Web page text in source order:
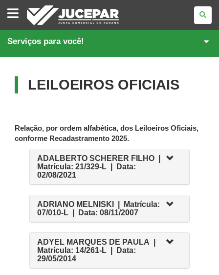
JUNTA
COMERCIAL
DO
PARANÁ
Serviços para você!
LEILOEIROS OFICIAIS
Relação, por ordem alfabética, dos Leiloeiros Oficiais,
conforme Recadastramento 2025.
ADALBERTO SCHERER FILHO |
Matrícula: 21/329-L | Data:
02/08/2021
ADRIANO MELNISKI | Matrícula:
07/010-L | Data: 08/11/2007
ADYEL MARQUES DE PAULA |
Matrícula: 14/261-L | Data:
29/05/2014